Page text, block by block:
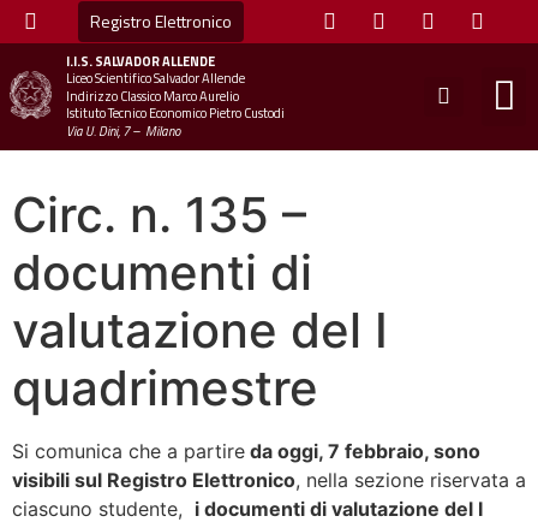
Registro Elettronico
I.I.S.SALVADOR ALLENDE
Liceo Scientifico Salvador Allende
Indirizzo Classico Marco Aurelio
Istituto Tecnico Economico Pietro Custodi
Via U. Dini, 7 – Milano
Circ. n. 135 –
documenti di
valutazione del I
quadrimestre
Si comunica che a partire da oggi, 7 febbraio, sono
visibili sul Registro Elettronico, nella sezione riservata a
ciascuno studente, i documenti di valutazione del I